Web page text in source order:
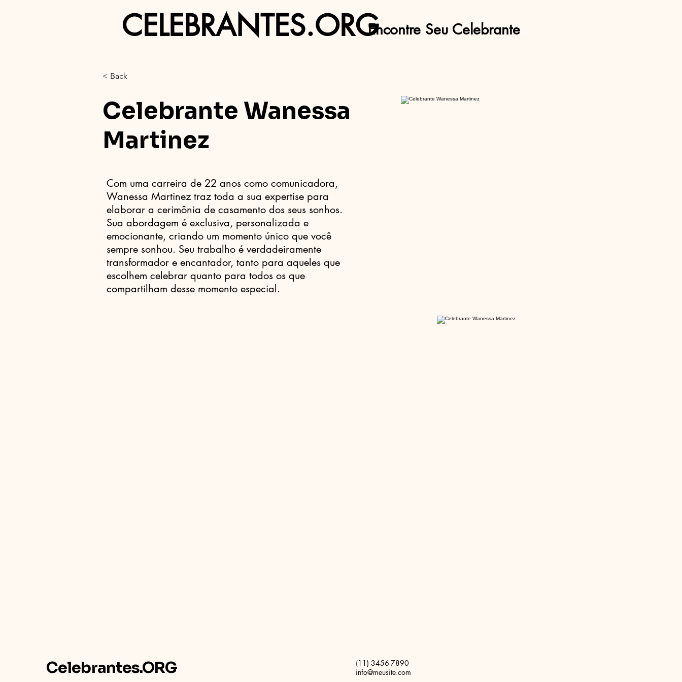
CELEBRANTES.ORGEncontre Seu Celebrante
< Back
Celebrante Wanessa
Martinez
Com uma carreira de 22 anos como comunicadora,
Wanessa Martinez traz toda a sua expertise para
elaborar a cerimônia de casamento dos seus sonhos.
Sua abordagem é exclusiva, personalizada e
emocionante, criando um momento único que você
sempre sonhou. Seu trabalho é verdadeiramente
transformador e encantador, tanto para aqueles que
escolhem celebrar quanto para todos os que
compartilham desse momento especial.
Celebrantes.ORG
(11) 3456-7890
info@meusite.com